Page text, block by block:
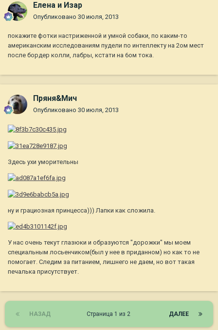
Елена и Изар
Опубликовано 30 июля, 2013
покажите фотки настриженной и умной собаки, по каким-то
американским исследованиям пудели по интеллекту на 2ом мест
после бордер колли, лабры, кстати на 6ом тока.
Пряня&Мич
Опубликовано 30 июля, 2013
Здесь ухи уморительны
ну и грациозная принцесса))) Лапки как сложила.
У нас очень текут глазюки и образуются "дорожки" мы моем
специальным лосьенчиком(был у нее в приданном) но как то не
помогает. Следим за питанием, лишнего не даем, но вот такая
печалька присутствует.
НАЗАД ДАЛЕЕ
Страница 1 из 2